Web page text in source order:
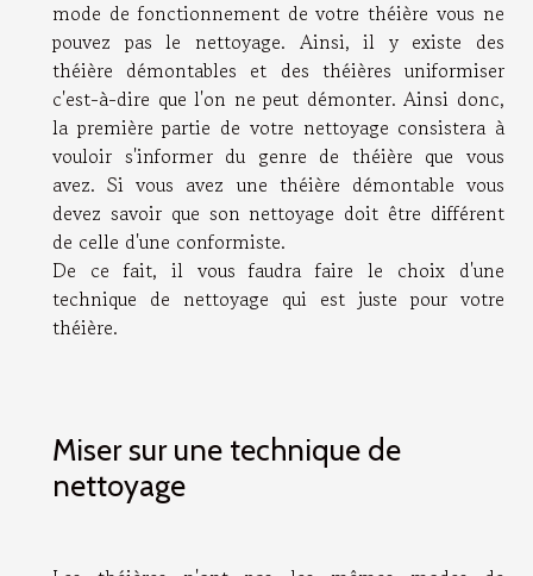
mode de fonctionnement de votre théière vous ne
pouvez pas le nettoyage. Ainsi, il y existe des
théière démontables et des théières uniformiser
c'est-à-dire que l'on ne peut démonter. Ainsi donc,
la première partie de votre nettoyage consistera à
vouloir s'informer du genre de théière que vous
avez. Si vous avez une théière démontable vous
devez savoir que son nettoyage doit être différent
de celle d'une conformiste.
De ce fait, il vous faudra faire le choix d'une
technique de nettoyage qui est juste pour votre
théière.
Miser sur une technique de
nettoyage